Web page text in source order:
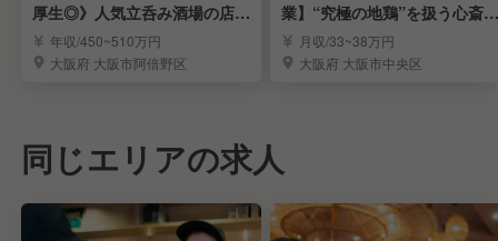
厚生◎》人気立呑み酒場の店長
候補募集
年収/450~510万円
大阪府 大阪市阿倍野区
業】“究極の地鶏”を扱う心斎橋
高級焼鳥店・店長候補
月収/33~38万円
大阪府 大阪市中央区
同じエリアの求人